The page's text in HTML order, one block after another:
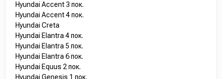
Hyundai Accent 3 пок.
Hyundai Accent 4 пок.
Hyundai Creta
Hyundai Elantra 4 пок.
Hyundai Elantra 5 пок.
Hyundai Elantra 6 пок.
Hyundai Equus 2 пок.
Hyundai Genesis 1 пок.